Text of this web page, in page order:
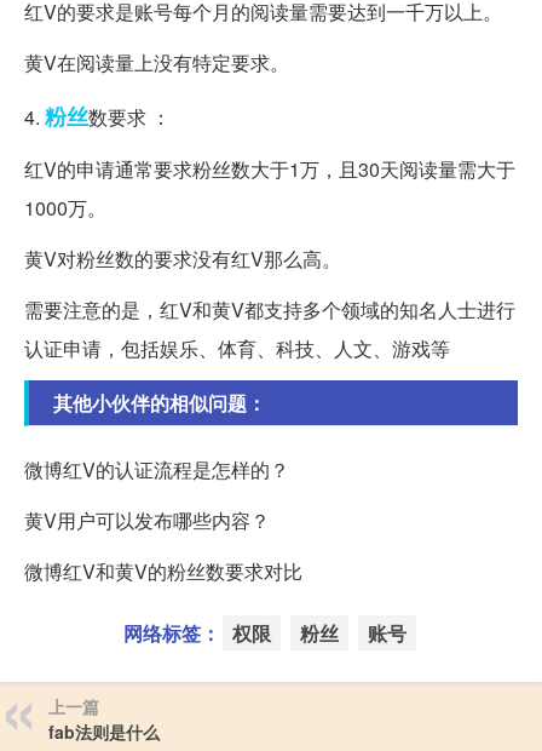
红V的要求是账号每个月的阅读量需要达到一千万以上。
黄V在阅读量上没有特定要求。
4. 粉丝数要求 ：
红V的申请通常要求粉丝数大于1万，且30天阅读量需大于
1000万。
黄V对粉丝数的要求没有红V那么高。
需要注意的是，红V和黄V都支持多个领域的知名人士进行
认证申请，包括娱乐、体育、科技、人文、游戏等
其他小伙伴的相似问题：
微博红V的认证流程是怎样的？
黄V用户可以发布哪些内容？
微博红V和黄V的粉丝数要求对比
网络标签： 权限 粉丝 账号
上一篇
fab法则是什么